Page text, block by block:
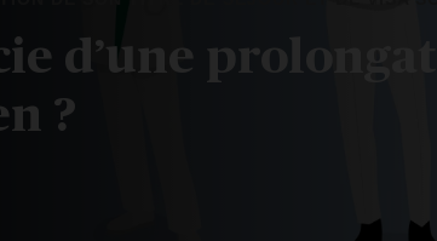
d’une
?